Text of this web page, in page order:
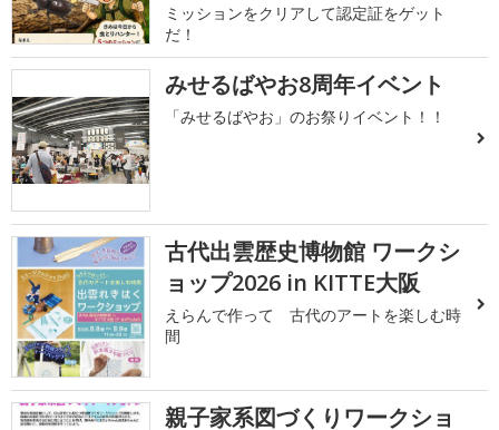
ミッションをクリアして認定証をゲット
だ！
みせるばやお8周年イベント
「みせるばやお」のお祭りイベント！！
古代出雲歴史博物館 ワークシ
ョップ2026 in KITTE大阪
えらんで作って 古代のアートを楽しむ時
間
親子家系図づくりワークショ